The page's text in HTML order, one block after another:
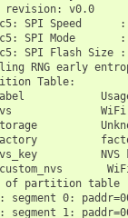
v0.0
SPI Speed      :
SPI Mode       :
SPI Flash Size :
RNG early
Table:
WiFi
factory
NVS
of partition table
0:
segment 1: